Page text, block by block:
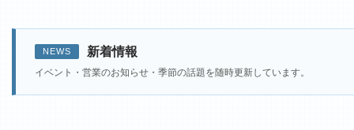
NEWS 新着情報
イベント・営業のお知らせ・季節の話題を随時更新しています。